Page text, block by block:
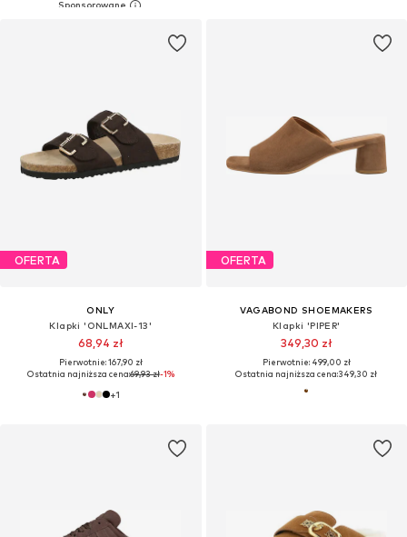
OFERTA
ONLY
Klapki 'ONLMAXI-13'
68,94 zł
Pierwotnie: 167,90 zł
Ostatnia najniższa cena:69,93 zł-1%
+1
OFERTA
VAGABOND SHOEMAKERS
Klapki 'PIPER'
349,30 zł
Pierwotnie: 499,00 zł
Ostatnia najniższa cena:349,30 zł